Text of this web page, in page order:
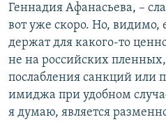
Геннадия Афанасьева, –
вот уже скоро. Но, видимо,
держат для какого-то
не на российских
послабления санкций или
имиджа при удобном
я думаю, является